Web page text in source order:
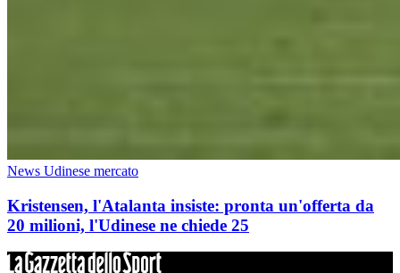
News Udinese mercato
Kristensen, l'Atalanta insiste: pronta un'offerta da
20 milioni, l'Udinese ne chiede 25